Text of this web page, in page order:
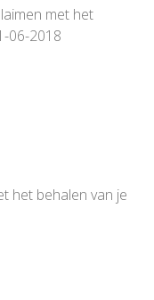
met het
06-2018
het behalen van je